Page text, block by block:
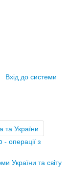
Вхід до системи